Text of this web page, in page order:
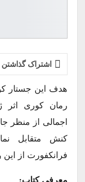
اشتراک گذاشتن
هدف این جستار
رمان کوری اثر
اجمالی از منظر
کنش متقابل
فرانکفورت از این
معرفی کتاب: